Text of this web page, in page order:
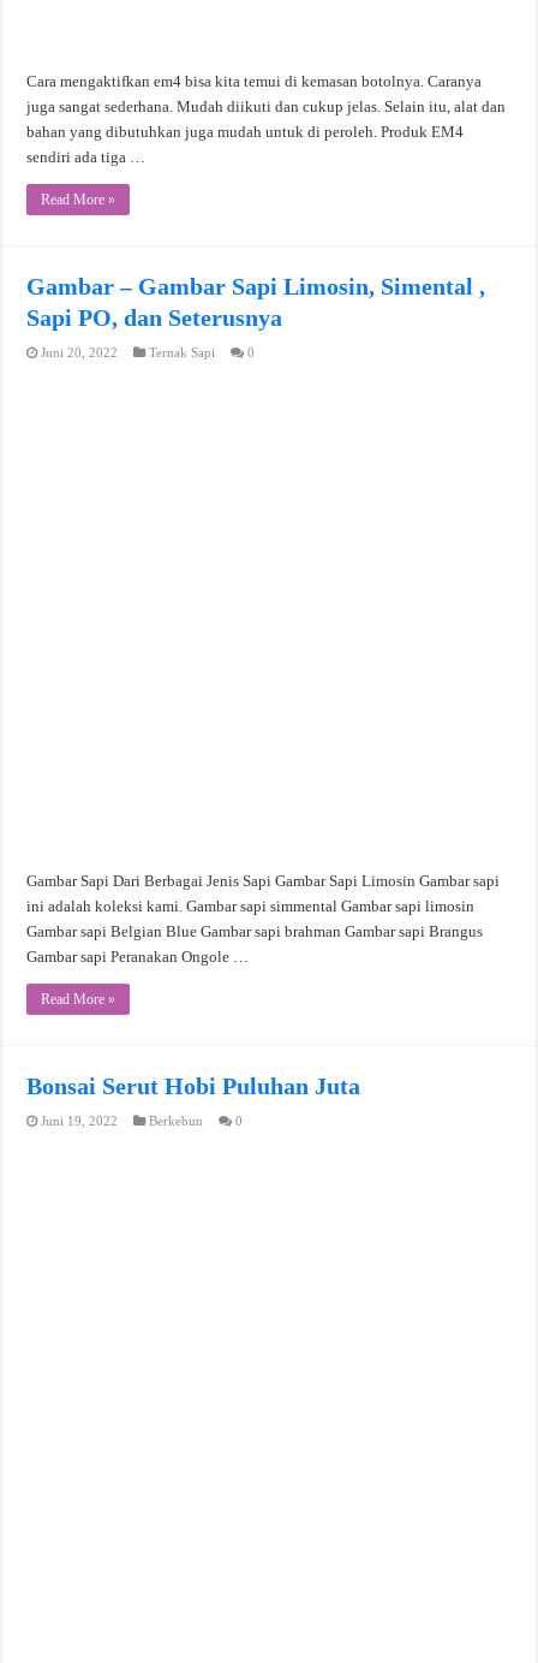
Cara mengaktifkan em4 bisa kita temui di kemasan botolnya. Caranya
juga sangat sederhana. Mudah diikuti dan cukup jelas. Selain itu, alat dan
bahan yang dibutuhkan juga mudah untuk di peroleh. Produk EM4
sendiri ada tiga …
Read More »
Gambar – Gambar Sapi Limosin, Simental ,
Sapi PO, dan Seterusnya
Juni 20, 2022 Ternak Sapi 0
Gambar Sapi Dari Berbagai Jenis Sapi Gambar Sapi Limosin Gambar sapi
ini adalah koleksi kami. Gambar sapi simmental Gambar sapi limosin
Gambar sapi Belgian Blue Gambar sapi brahman Gambar sapi Brangus
Gambar sapi Peranakan Ongole …
Read More »
Bonsai Serut Hobi Puluhan Juta
Juni 19, 2022 Berkebun 0